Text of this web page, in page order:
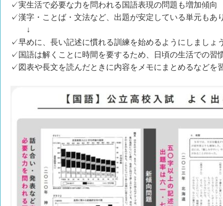
✓実生活で必要な力を問われる国語表現の問題も増加傾向
✓漢字・ことば・文法など、出題が安定している単元もあ
↓
✓早めに、長い記述に慣れる訓練を始めるようにしましょ
✓国語は解くことに時間を要するため、日頃の生活での習
✓図表や長文を読んだときに内容をメモにまとめるなどを